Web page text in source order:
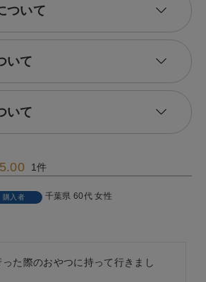
ついて
いて
いて
5.00 1
購入者 千葉県 60代 女性
た際のおやつに持って行きまし